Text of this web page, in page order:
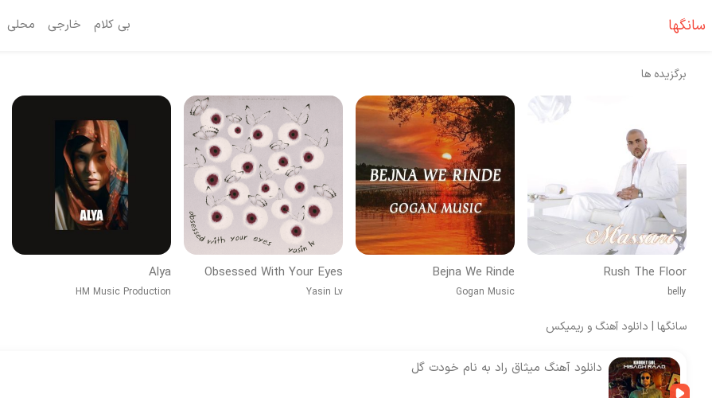
سانگها بی کلام خارجی محلی
برگزیده ها
Rush The Floor
belly
Bejna We Rinde
Gogan Music
Obsessed With Your Eyes
Yasin Lv
Alya
HM Music Production
سانگها | دانلود آهنگ و ریمیکس
دانلود آهنگ میثاق راد به نام خودت گل